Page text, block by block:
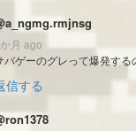
月 ago
バゲーのグレって爆発する
信する